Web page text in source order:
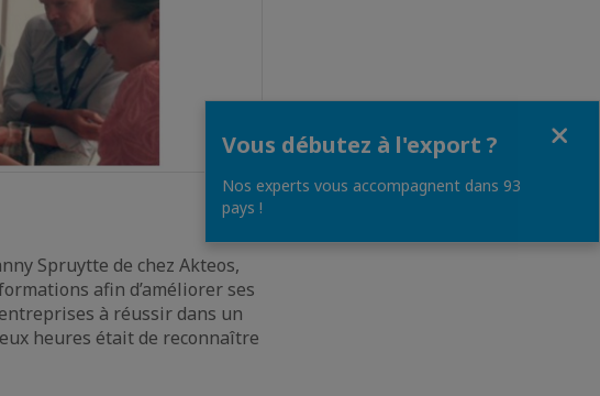
Spruytte de chez Akteos,
afin d’améliorer ses
à réussir dans un
heures était de reconnaître
Vous débutez à l'export ?
Nos experts vous accompagnent dans 93
pays !